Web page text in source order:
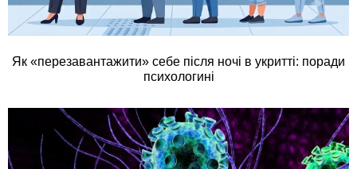
Як «перезавантажити» себе після ночі в укритті: поради
психологині